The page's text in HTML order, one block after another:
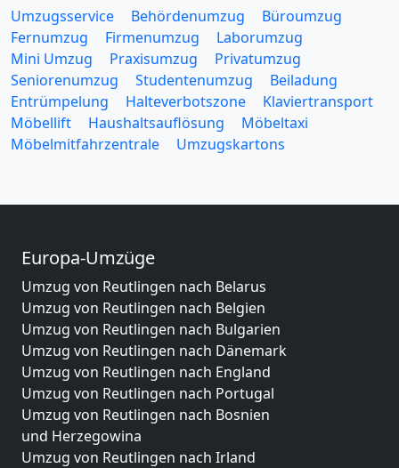
Umzugsservice Behördenumzug
Büroumzug
Fernumzug
Firmenumzug
Laborumzug
Mini Umzug
Praxisumzug
Privatumzug
Seniorenumzug
Studentenumzug
Beiladung
Entrümpelung
Halteverbotszone
Klaviertransport
Möbellift
Haushaltsauflösung
Möbeltaxi
Möbelmitfahrzentrale
Umzugskartons
Europa-Umzüge
Umzug von Reutlingen nach Belarus
Umzug von Reutlingen nach Belgien
Umzug von Reutlingen nach Bulgarien
Umzug von Reutlingen nach Dänemark
Umzug von Reutlingen nach England
Umzug von Reutlingen nach Portugal
Umzug von Reutlingen nach Bosnien
und Herzegowina
Umzug von Reutlingen nach Irland